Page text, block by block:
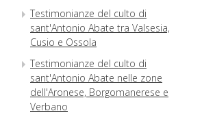
Testimonianze del culto di
sant'Antonio Abate tra Valsesia,
Cusio e Ossola
Testimonianze del culto di
sant'Antonio Abate nelle zone
dell'Aronese, Borgomanerese e
Verbano